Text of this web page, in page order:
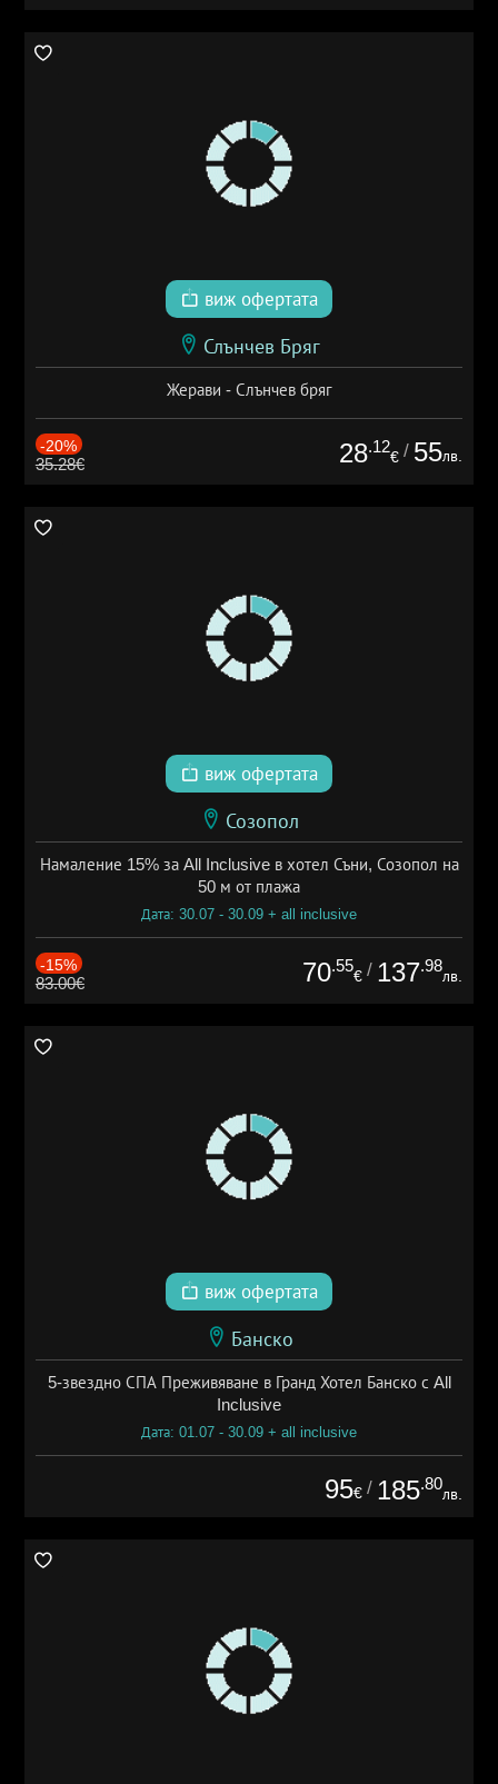
виж офертата
Слънчев Бряг
Жерави - Слънчев бряг
-20%
35.28€ 28.12
€ / 55лв.
виж офертата
Созопол
Намаление 15% за All Inclusive в хотел Съни, Созопол на
50 м от плажа
Дата: 30.07 - 30.09 + all inclusive
-15%
83.00€ 70.55
€ / 137.98
лв.
виж офертата
Банско
5-звездно СПА Преживяване в Гранд Хотел Банско с All
Inclusive
Дата: 01.07 - 30.09 + all inclusive
95€ / 185.80
лв.